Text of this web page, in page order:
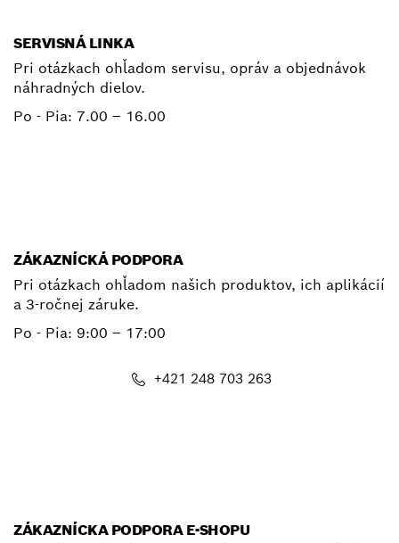
SERVISNÁ LINKA
Pri otázkach ohľadom servisu, opráv a objednávok
náhradných dielov.
Po - Pia: 7.00 – 16.00
ZÁKAZNÍCKÁ PODPORA
Pri otázkach ohľadom našich produktov, ich aplikácií
a 3-ročnej záruke.
Po - Pia: 9:00 – 17:00
+421 248 703 263
ZÁKAZNÍCKA PODPORA E-SHOPU